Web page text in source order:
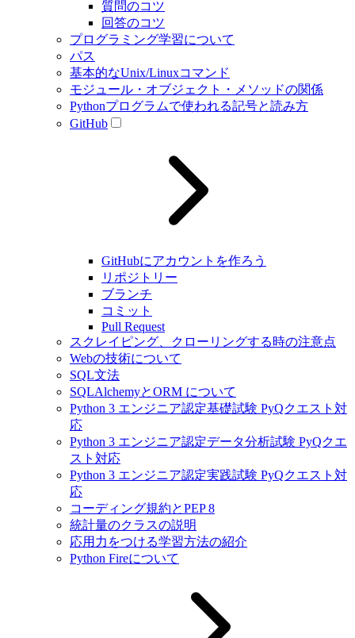
質問のコツ
回答のコツ
プログラミング学習について
パス
基本的なUnix/Linuxコマンド
モジュール・オブジェクト・メソッドの関係
Pythonプログラムで使われる記号と読み方
GitHub
GitHubにアカウントを作ろう
リポジトリー
ブランチ
コミット
Pull Request
スクレイピング、クローリングする時の注意点
Webの技術について
SQL文法
SQLAlchemyとORM について
Python 3 エンジニア認定基礎試験 PyQクエスト対
応
Python 3 エンジニア認定データ分析試験 PyQクエ
スト対応
Python 3 エンジニア認定実践試験 PyQクエスト対
応
コーディング規約とPEP 8
統計量のクラスの説明
応用力をつける学習方法の紹介
Python Fireについて